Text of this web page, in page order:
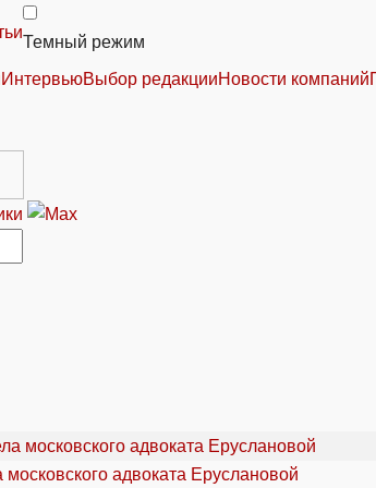
Темный режим
ИнтервьюВыбор редакцииНовости компаний
адвоката Еруслановой